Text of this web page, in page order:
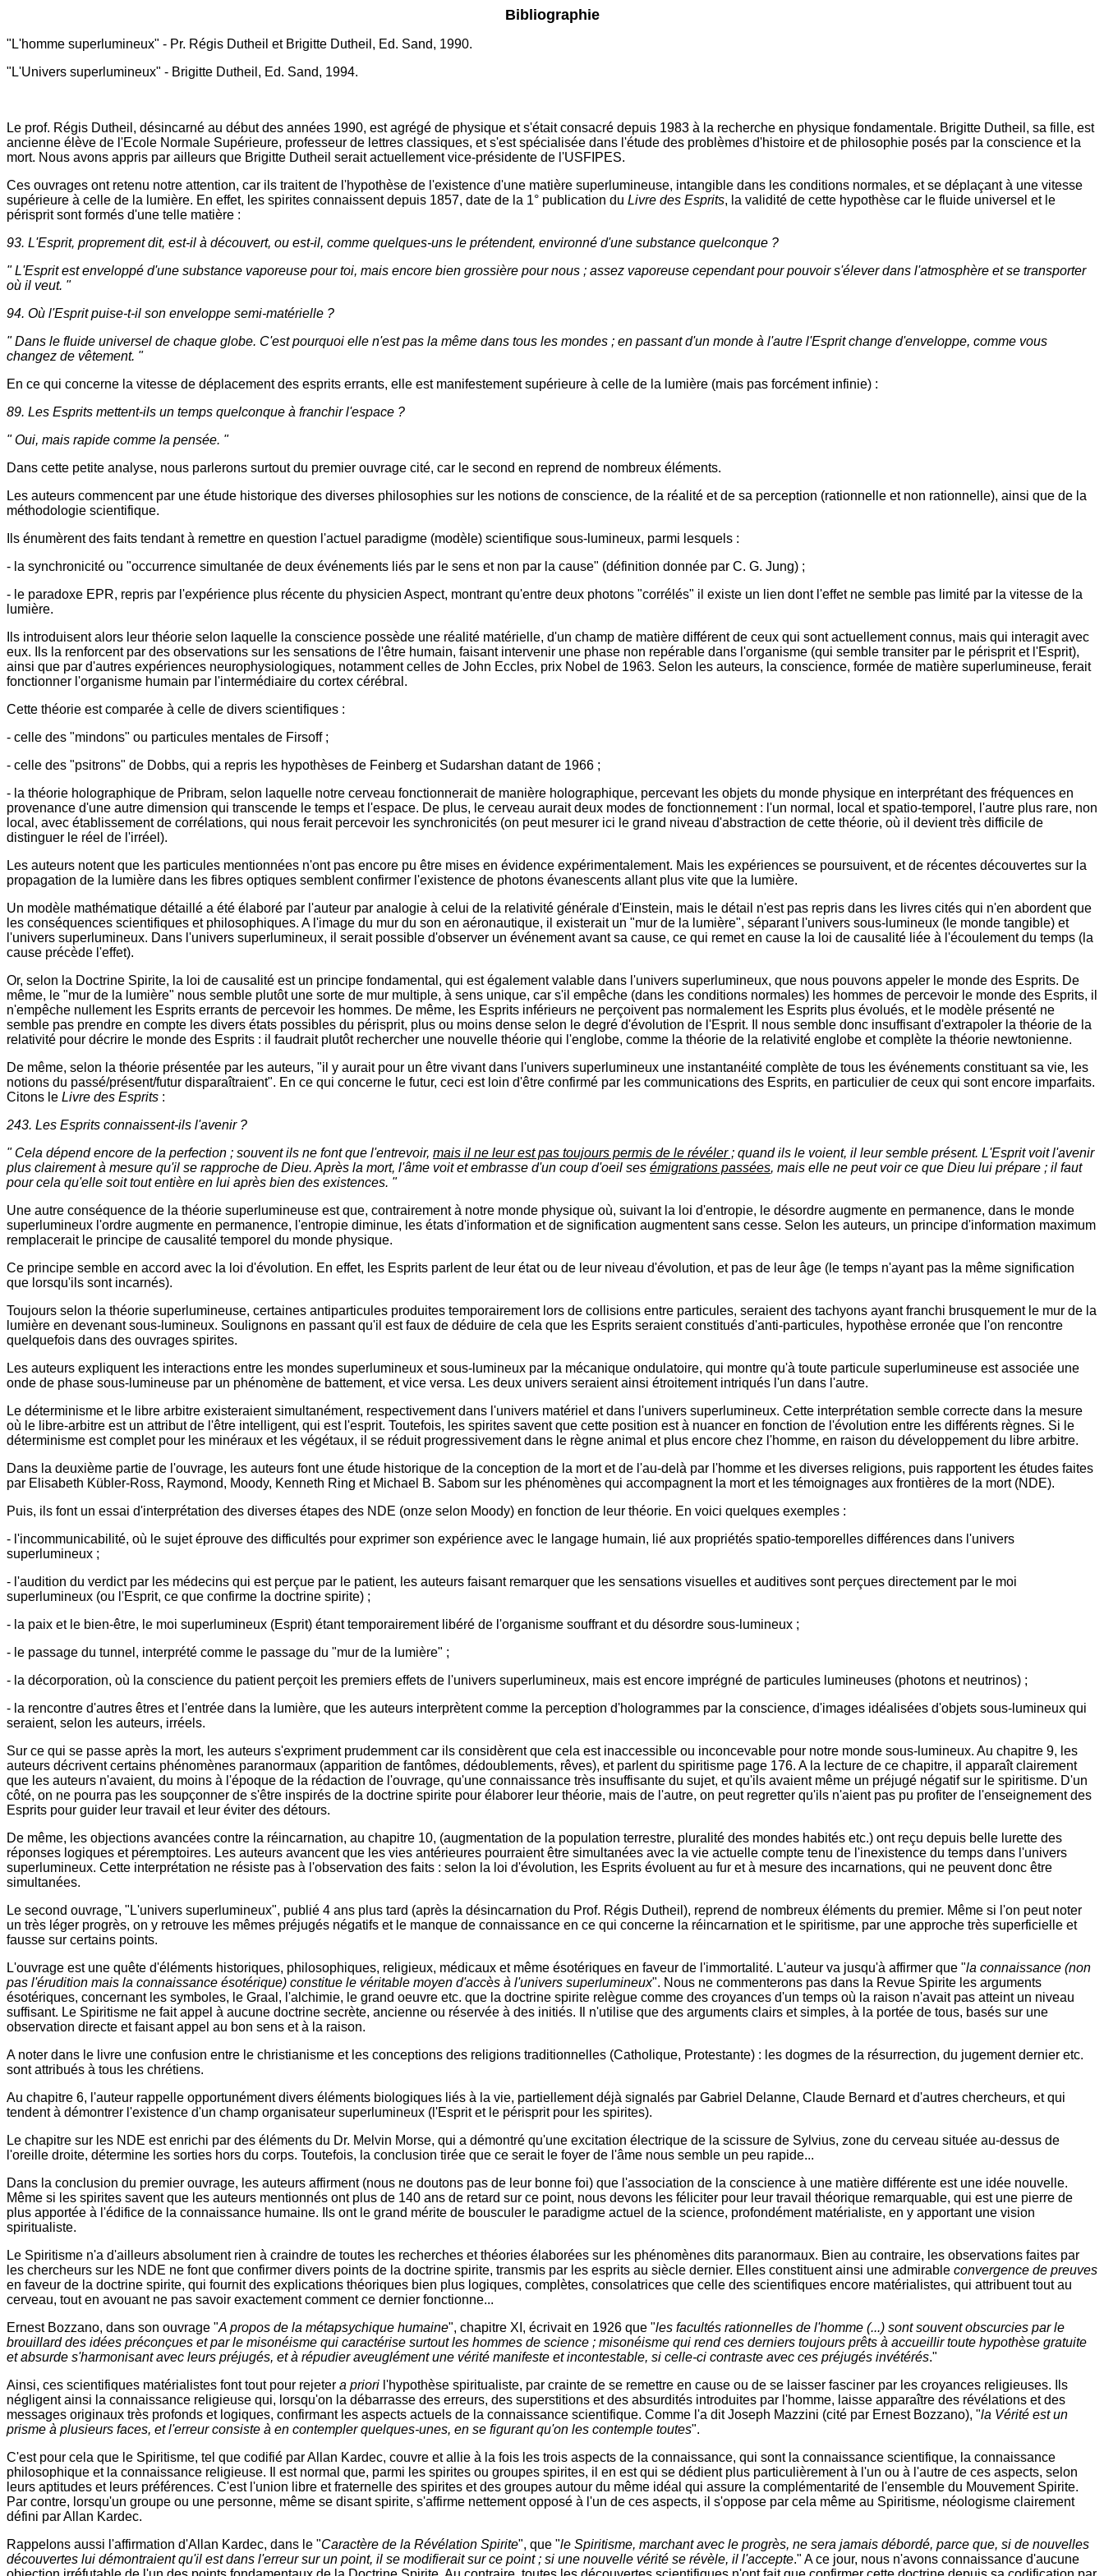
Bibliographie
"L'homme superlumineux" - Pr. Régis Dutheil et Brigitte Dutheil, Ed. Sand, 1990.
"L'Univers superlumineux" - Brigitte Dutheil, Ed. Sand, 1994.
Le prof. Régis Dutheil, désincarné au début des années 1990, est agrégé de physique et s'était consacré depuis 1983 à la recherche en physique fondamentale. Brigitte Dutheil, sa fille, est
ancienne élève de l'Ecole Normale Supérieure, professeur de lettres classiques, et s'est spécialisée dans l'étude des problèmes d'histoire et de philosophie posés par la conscience et la
mort. Nous avons appris par ailleurs que Brigitte Dutheil serait actuellement vice-présidente de l'USFIPES.
Ces ouvrages ont retenu notre attention, car ils traitent de l'hypothèse de l'existence d'une matière superlumineuse, intangible dans les conditions normales, et se déplaçant à une vitesse
supérieure à celle de la lumière. En effet, les spirites connaissent depuis 1857, date de la 1° publication du Livre des Esprits, la validité de cette hypothèse car le fluide universel et le
périsprit sont formés d'une telle matière :
93. L'Esprit, proprement dit, est-il à découvert, ou est-il, comme quelques-uns le prétendent, environné d'une substance quelconque ?
" L'Esprit est enveloppé d'une substance vaporeuse pour toi, mais encore bien grossière pour nous ; assez vaporeuse cependant pour pouvoir s'élever dans l'atmosphère et se transporter
où il veut. "
94. Où l'Esprit puise-t-il son enveloppe semi-matérielle ?
" Dans le fluide universel de chaque globe. C'est pourquoi elle n'est pas la même dans tous les mondes ; en passant d'un monde à l'autre l'Esprit change d'enveloppe, comme vous
changez de vêtement. "
En ce qui concerne la vitesse de déplacement des esprits errants, elle est manifestement supérieure à celle de la lumière (mais pas forcément infinie) :
89. Les Esprits mettent-ils un temps quelconque à franchir l'espace ?
" Oui, mais rapide comme la pensée. "
Dans cette petite analyse, nous parlerons surtout du premier ouvrage cité, car le second en reprend de nombreux éléments.
Les auteurs commencent par une étude historique des diverses philosophies sur les notions de conscience, de la réalité et de sa perception (rationnelle et non rationnelle), ainsi que de la
méthodologie scientifique.
Ils énumèrent des faits tendant à remettre en question l'actuel paradigme (modèle) scientifique sous-lumineux, parmi lesquels :
- la synchronicité ou "occurrence simultanée de deux événements liés par le sens et non par la cause" (définition donnée par C. G. Jung) ;
- le paradoxe EPR, repris par l'expérience plus récente du physicien Aspect, montrant qu'entre deux photons "corrélés" il existe un lien dont l'effet ne semble pas limité par la vitesse de la
lumière.
Ils introduisent alors leur théorie selon laquelle la conscience possède une réalité matérielle, d'un champ de matière différent de ceux qui sont actuellement connus, mais qui interagit avec
eux. Ils la renforcent par des observations sur les sensations de l'être humain, faisant intervenir une phase non repérable dans l'organisme (qui semble transiter par le périsprit et l'Esprit),
ainsi que par d'autres expériences neurophysiologiques, notamment celles de John Eccles, prix Nobel de 1963. Selon les auteurs, la conscience, formée de matière superlumineuse, ferait
fonctionner l'organisme humain par l'intermédiaire du cortex cérébral.
Cette théorie est comparée à celle de divers scientifiques :
- celle des "mindons" ou particules mentales de Firsoff ;
- celle des "psitrons" de Dobbs, qui a repris les hypothèses de Feinberg et Sudarshan datant de 1966 ;
- la théorie holographique de Pribram, selon laquelle notre cerveau fonctionnerait de manière holographique, percevant les objets du monde physique en interprétant des fréquences en
provenance d'une autre dimension qui transcende le temps et l'espace. De plus, le cerveau aurait deux modes de fonctionnement : l'un normal, local et spatio-temporel, l'autre plus rare, non
local, avec établissement de corrélations, qui nous ferait percevoir les synchronicités (on peut mesurer ici le grand niveau d'abstraction de cette théorie, où il devient très difficile de
distinguer le réel de l'irréel).
Les auteurs notent que les particules mentionnées n'ont pas encore pu être mises en évidence expérimentalement. Mais les expériences se poursuivent, et de récentes découvertes sur la
propagation de la lumière dans les fibres optiques semblent confirmer l'existence de photons évanescents allant plus vite que la lumière.
Un modèle mathématique détaillé a été élaboré par l'auteur par analogie à celui de la relativité générale d'Einstein, mais le détail n'est pas repris dans les livres cités qui n'en abordent que
les conséquences scientifiques et philosophiques. A l'image du mur du son en aéronautique, il existerait un "mur de la lumière", séparant l'univers sous-lumineux (le monde tangible) et
l'univers superlumineux. Dans l'univers superlumineux, il serait possible d'observer un événement avant sa cause, ce qui remet en cause la loi de causalité liée à l'écoulement du temps (la
cause précède l'effet).
Or, selon la Doctrine Spirite, la loi de causalité est un principe fondamental, qui est également valable dans l'univers superlumineux, que nous pouvons appeler le monde des Esprits. De
même, le "mur de la lumière" nous semble plutôt une sorte de mur multiple, à sens unique, car s'il empêche (dans les conditions normales) les hommes de percevoir le monde des Esprits, il
n'empêche nullement les Esprits errants de percevoir les hommes. De même, les Esprits inférieurs ne perçoivent pas normalement les Esprits plus évolués, et le modèle présenté ne
semble pas prendre en compte les divers états possibles du périsprit, plus ou moins dense selon le degré d'évolution de l'Esprit. Il nous semble donc insuffisant d'extrapoler la théorie de la
relativité pour décrire le monde des Esprits : il faudrait plutôt rechercher une nouvelle théorie qui l'englobe, comme la théorie de la relativité englobe et complète la théorie newtonienne.
De même, selon la théorie présentée par les auteurs, "il y aurait pour un être vivant dans l'univers superlumineux une instantanéité complète de tous les événements constituant sa vie, les
notions du passé/présent/futur disparaîtraient". En ce qui concerne le futur, ceci est loin d'être confirmé par les communications des Esprits, en particulier de ceux qui sont encore imparfaits.
Citons le Livre des Esprits :
243. Les Esprits connaissent-ils l'avenir ?
" Cela dépend encore de la perfection ; souvent ils ne font que l'entrevoir, mais il ne leur est pas toujours permis de le révéler ; quand ils le voient, il leur semble présent. L'Esprit voit l'avenir
plus clairement à mesure qu'il se rapproche de Dieu. Après la mort, l'âme voit et embrasse d'un coup d'oeil ses émigrations passées, mais elle ne peut voir ce que Dieu lui prépare ; il faut
pour cela qu'elle soit tout entière en lui après bien des existences. "
Une autre conséquence de la théorie superlumineuse est que, contrairement à notre monde physique où, suivant la loi d'entropie, le désordre augmente en permanence, dans le monde
superlumineux l'ordre augmente en permanence, l'entropie diminue, les états d'information et de signification augmentent sans cesse. Selon les auteurs, un principe d'information maximum
remplacerait le principe de causalité temporel du monde physique.
Ce principe semble en accord avec la loi d'évolution. En effet, les Esprits parlent de leur état ou de leur niveau d'évolution, et pas de leur âge (le temps n'ayant pas la même signification
que lorsqu'ils sont incarnés).
Toujours selon la théorie superlumineuse, certaines antiparticules produites temporairement lors de collisions entre particules, seraient des tachyons ayant franchi brusquement le mur de la
lumière en devenant sous-lumineux. Soulignons en passant qu'il est faux de déduire de cela que les Esprits seraient constitués d'anti-particules, hypothèse erronée que l'on rencontre
quelquefois dans des ouvrages spirites.
Les auteurs expliquent les interactions entre les mondes superlumineux et sous-lumineux par la mécanique ondulatoire, qui montre qu'à toute particule superlumineuse est associée une
onde de phase sous-lumineuse par un phénomène de battement, et vice versa. Les deux univers seraient ainsi étroitement intriqués l'un dans l'autre.
Le déterminisme et le libre arbitre existeraient simultanément, respectivement dans l'univers matériel et dans l'univers superlumineux. Cette interprétation semble correcte dans la mesure
où le libre-arbitre est un attribut de l'être intelligent, qui est l'esprit. Toutefois, les spirites savent que cette position est à nuancer en fonction de l'évolution entre les différents règnes. Si le
déterminisme est complet pour les minéraux et les végétaux, il se réduit progressivement dans le règne animal et plus encore chez l'homme, en raison du développement du libre arbitre.
Dans la deuxième partie de l'ouvrage, les auteurs font une étude historique de la conception de la mort et de l'au-delà par l'homme et les diverses religions, puis rapportent les études faites
par Elisabeth Kübler-Ross, Raymond, Moody, Kenneth Ring et Michael B. Sabom sur les phénomènes qui accompagnent la mort et les témoignages aux frontières de la mort (NDE).
Puis, ils font un essai d'interprétation des diverses étapes des NDE (onze selon Moody) en fonction de leur théorie. En voici quelques exemples :
- l'incommunicabilité, où le sujet éprouve des difficultés pour exprimer son expérience avec le langage humain, lié aux propriétés spatio-temporelles différences dans l'univers
superlumineux ;
- l'audition du verdict par les médecins qui est perçue par le patient, les auteurs faisant remarquer que les sensations visuelles et auditives sont perçues directement par le moi
superlumineux (ou l'Esprit, ce que confirme la doctrine spirite) ;
- la paix et le bien-être, le moi superlumineux (Esprit) étant temporairement libéré de l'organisme souffrant et du désordre sous-lumineux ;
- le passage du tunnel, interprété comme le passage du "mur de la lumière" ;
- la décorporation, où la conscience du patient perçoit les premiers effets de l'univers superlumineux, mais est encore imprégné de particules lumineuses (photons et neutrinos) ;
- la rencontre d'autres êtres et l'entrée dans la lumière, que les auteurs interprètent comme la perception d'hologrammes par la conscience, d'images idéalisées d'objets sous-lumineux qui
seraient, selon les auteurs, irréels.
Sur ce qui se passe après la mort, les auteurs s'expriment prudemment car ils considèrent que cela est inaccessible ou inconcevable pour notre monde sous-lumineux. Au chapitre 9, les
auteurs décrivent certains phénomènes paranormaux (apparition de fantômes, dédoublements, rêves), et parlent du spiritisme page 176. A la lecture de ce chapitre, il apparaît clairement
que les auteurs n'avaient, du moins à l'époque de la rédaction de l'ouvrage, qu'une connaissance très insuffisante du sujet, et qu'ils avaient même un préjugé négatif sur le spiritisme. D'un
côté, on ne pourra pas les soupçonner de s'être inspirés de la doctrine spirite pour élaborer leur théorie, mais de l'autre, on peut regretter qu'ils n'aient pas pu profiter de l'enseignement des
Esprits pour guider leur travail et leur éviter des détours.
De même, les objections avancées contre la réincarnation, au chapitre 10, (augmentation de la population terrestre, pluralité des mondes habités etc.) ont reçu depuis belle lurette des
réponses logiques et péremptoires. Les auteurs avancent que les vies antérieures pourraient être simultanées avec la vie actuelle compte tenu de l'inexistence du temps dans l'univers
superlumineux. Cette interprétation ne résiste pas à l'observation des faits : selon la loi d'évolution, les Esprits évoluent au fur et à mesure des incarnations, qui ne peuvent donc être
simultanées.
Le second ouvrage, "L'univers superlumineux", publié 4 ans plus tard (après la désincarnation du Prof. Régis Dutheil), reprend de nombreux éléments du premier. Même si l'on peut noter
un très léger progrès, on y retrouve les mêmes préjugés négatifs et le manque de connaissance en ce qui concerne la réincarnation et le spiritisme, par une approche très superficielle et
fausse sur certains points.
L'ouvrage est une quête d'éléments historiques, philosophiques, religieux, médicaux et même ésotériques en faveur de l'immortalité. L'auteur va jusqu'à affirmer que "la connaissance (non
pas l'érudition mais la connaissance ésotérique) constitue le véritable moyen d'accès à l'univers superlumineux". Nous ne commenterons pas dans la Revue Spirite les arguments
ésotériques, concernant les symboles, le Graal, l'alchimie, le grand oeuvre etc. que la doctrine spirite relègue comme des croyances d'un temps où la raison n'avait pas atteint un niveau
suffisant. Le Spiritisme ne fait appel à aucune doctrine secrète, ancienne ou réservée à des initiés. Il n'utilise que des arguments clairs et simples, à la portée de tous, basés sur une
observation directe et faisant appel au bon sens et à la raison.
A noter dans le livre une confusion entre le christianisme et les conceptions des religions traditionnelles (Catholique, Protestante) : les dogmes de la résurrection, du jugement dernier etc.
sont attribués à tous les chrétiens.
Au chapitre 6, l'auteur rappelle opportunément divers éléments biologiques liés à la vie, partiellement déjà signalés par Gabriel Delanne, Claude Bernard et d'autres chercheurs, et qui
tendent à démontrer l'existence d'un champ organisateur superlumineux (l'Esprit et le périsprit pour les spirites).
Le chapitre sur les NDE est enrichi par des éléments du Dr. Melvin Morse, qui a démontré qu'une excitation électrique de la scissure de Sylvius, zone du cerveau située au-dessus de
l'oreille droite, détermine les sorties hors du corps. Toutefois, la conclusion tirée que ce serait le foyer de l'âme nous semble un peu rapide...
Dans la conclusion du premier ouvrage, les auteurs affirment (nous ne doutons pas de leur bonne foi) que l'association de la conscience à une matière différente est une idée nouvelle.
Même si les spirites savent que les auteurs mentionnés ont plus de 140 ans de retard sur ce point, nous devons les féliciter pour leur travail théorique remarquable, qui est une pierre de
plus apportée à l'édifice de la connaissance humaine. Ils ont le grand mérite de bousculer le paradigme actuel de la science, profondément matérialiste, en y apportant une vision
spiritualiste.
Le Spiritisme n'a d'ailleurs absolument rien à craindre de toutes les recherches et théories élaborées sur les phénomènes dits paranormaux. Bien au contraire, les observations faites par
les chercheurs sur les NDE ne font que confirmer divers points de la doctrine spirite, transmis par les esprits au siècle dernier. Elles constituent ainsi une admirable convergence de preuves
en faveur de la doctrine spirite, qui fournit des explications théoriques bien plus logiques, complètes, consolatrices que celle des scientifiques encore matérialistes, qui attribuent tout au
cerveau, tout en avouant ne pas savoir exactement comment ce dernier fonctionne...
Ernest Bozzano, dans son ouvrage "A propos de la métapsychique humaine", chapitre XI, écrivait en 1926 que "les facultés rationnelles de l'homme (...) sont souvent obscurcies par le
brouillard des idées préconçues et par le misonéisme qui caractérise surtout les hommes de science ; misonéisme qui rend ces derniers toujours prêts à accueillir toute hypothèse gratuite
et absurde s'harmonisant avec leurs préjugés, et à répudier aveuglément une vérité manifeste et incontestable, si celle-ci contraste avec ces préjugés invétérés."
Ainsi, ces scientifiques matérialistes font tout pour rejeter a priori l'hypothèse spiritualiste, par crainte de se remettre en cause ou de se laisser fasciner par les croyances religieuses. Ils
négligent ainsi la connaissance religieuse qui, lorsqu'on la débarrasse des erreurs, des superstitions et des absurdités introduites par l'homme, laisse apparaître des révélations et des
messages originaux très profonds et logiques, confirmant les aspects actuels de la connaissance scientifique. Comme l'a dit Joseph Mazzini (cité par Ernest Bozzano), "la Vérité est un
prisme à plusieurs faces, et l'erreur consiste à en contempler quelques-unes, en se figurant qu'on les contemple toutes".
C'est pour cela que le Spiritisme, tel que codifié par Allan Kardec, couvre et allie à la fois les trois aspects de la connaissance, qui sont la connaissance scientifique, la connaissance
philosophique et la connaissance religieuse. Il est normal que, parmi les spirites ou groupes spirites, il en est qui se dédient plus particulièrement à l'un ou à l'autre de ces aspects, selon
leurs aptitudes et leurs préférences. C'est l'union libre et fraternelle des spirites et des groupes autour du même idéal qui assure la complémentarité de l'ensemble du Mouvement Spirite.
Par contre, lorsqu'un groupe ou une personne, même se disant spirite, s'affirme nettement opposé à l'un de ces aspects, il s'oppose par cela même au Spiritisme, néologisme clairement
défini par Allan Kardec.
Rappelons aussi l'affirmation d'Allan Kardec, dans le "Caractère de la Révélation Spirite", que "le Spiritisme, marchant avec le progrès, ne sera jamais débordé, parce que, si de nouvelles
découvertes lui démontraient qu'il est dans l'erreur sur un point, il se modifierait sur ce point ; si une nouvelle vérité se révèle, il l'accepte." A ce jour, nous n'avons connaissance d'aucune